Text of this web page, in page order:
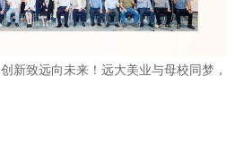
致远向未来！远大美业与母校同梦，